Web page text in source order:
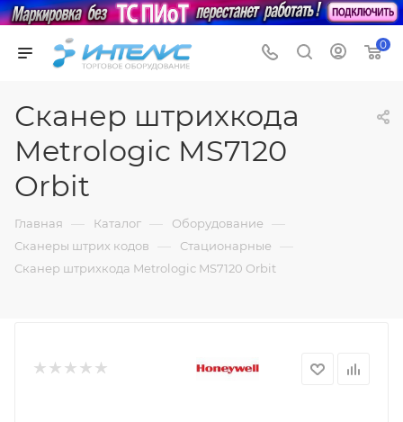
0
Сканер штрихкода
Metrologic MS7120
Orbit
Главная — Каталог — Оборудование —
Сканеры штрих кодов — Стационарные —
Сканер штрихкода Metrologic MS7120 Orbit